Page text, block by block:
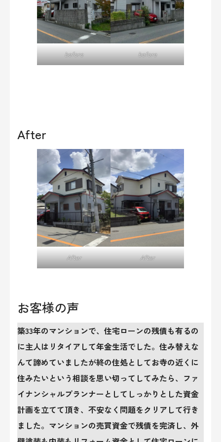
before before
After
After After
お客様の声
築33年のマンションで、住宅ローンの残債も有るの
に主人はリタイアして年金生活でした。住み替えな
んて諦めていましたが終の住処としてお寺の近くに
住みたいという相談を思い切ってしてみたら、ファ
イナンシャルプランナーとしてしっかりとした資金
計画を立てて頂き、不安なく問題をクリアして行き
ました。マンションの売買資金で残債を完済し、外